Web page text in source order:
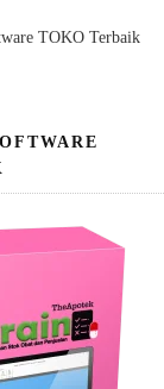
TOKO Terbaik